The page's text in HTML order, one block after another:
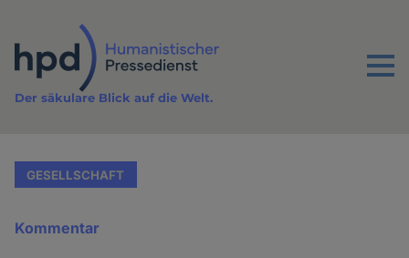
Inhalt
Menu
Der säkulare Blick auf die Welt.
GESELLSCHAFT
Kommentar